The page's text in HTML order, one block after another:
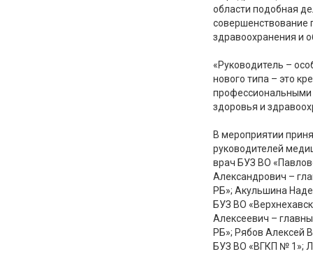
области подобная
совершенствование
здравоохранения и
«Руководитель –
нового типа – это
профессиональными
здоровья и
В мероприятии
руководителей
врач БУЗ ВО
Александрович –
РБ»; Акульшина
БУЗ ВО
Алексеевич –
РБ»; Рябов Алексей
БУЗ ВО «ВГКП № 1»;